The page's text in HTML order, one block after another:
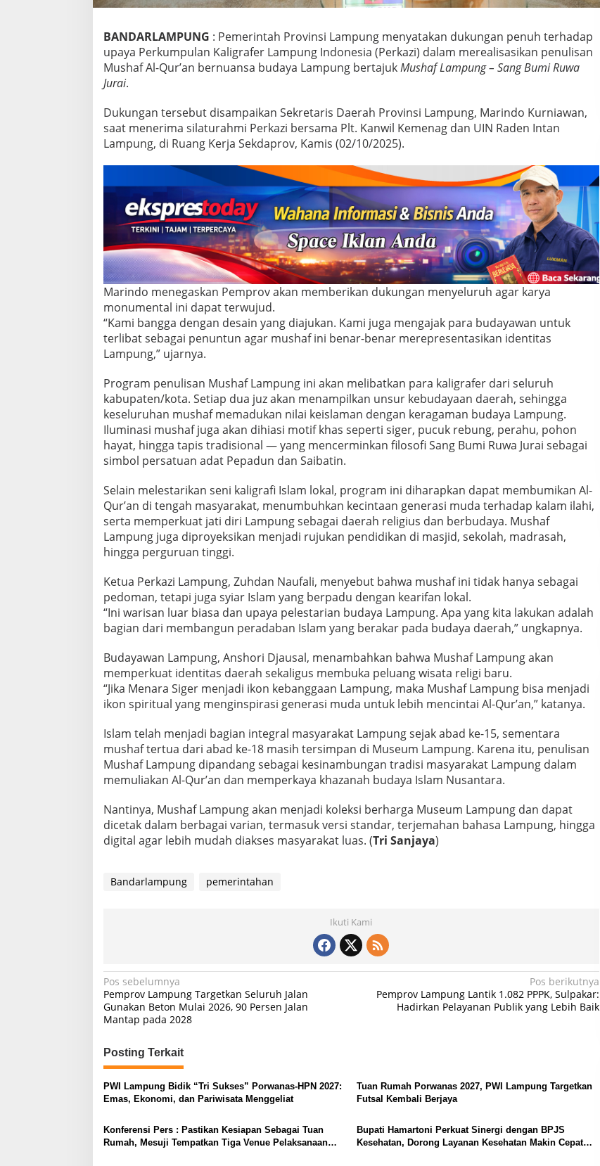
a
l
-
Q
a
n
B
r
u
a
n
s
a
B
u
d
a
y
a
L
a
u
n
g
BANDARLAMPUNG : Pemerintah Provinsi Lampung menyatakan dukungan penuh terhadap
upaya Perkumpulan Kaligrafer Lampung Indonesia (Perkazi) dalam merealisasikan penulisan
Mushaf Al-Qur’an bernuansa budaya Lampung bertajukMushaf Lampung – Sang Bumi Ruwa
Jurai.
Dukungan tersebut disampaikan Sekretaris Daerah Provinsi Lampung, Marindo Kurniawan,
saat menerima silaturahmi Perkazi bersama Plt. Kanwil Kemenag dan UIN Raden Intan
Lampung, di Ruang Kerja Sekdaprov, Kamis (02/10/2025).
Marindo menegaskan Pemprov akan memberikan dukungan menyeluruh agar karya
monumental ini dapat terwujud.
“Kami bangga dengan desain yang diajukan. Kami juga mengajak para budayawan untuk
terlibat sebagai penuntun agar mushaf ini benar-benar merepresentasikan identitas
Lampung,” ujarnya.
Program penulisan Mushaf Lampung ini akan melibatkan para kaligrafer dari seluruh
kabupaten/kota. Setiap dua juz akan menampilkan unsur kebudayaan daerah, sehingga
keseluruhan mushaf memadukan nilai keislaman dengan keragaman budaya Lampung.
Iluminasi mushaf juga akan dihiasi motif khas seperti siger, pucuk rebung, perahu, pohon
hayat, hingga tapis tradisional — yang mencerminkan filosofi Sang Bumi Ruwa Jurai sebagai
simbol persatuan adat Pepadun dan Saibatin.
Selain melestarikan seni kaligrafi Islam lokal, program ini diharapkan dapat membumikan Al-
Qur’an di tengah masyarakat, menumbuhkan kecintaan generasi muda terhadap kalam ilahi,
serta memperkuat jati diri Lampung sebagai daerah religius dan berbudaya. Mushaf
Lampung juga diproyeksikan menjadi rujukan pendidikan di masjid, sekolah, madrasah,
hingga perguruan tinggi.
Ketua Perkazi Lampung, Zuhdan Naufali, menyebut bahwa mushaf ini tidak hanya sebagai
pedoman, tetapi juga syiar Islam yang berpadu dengan kearifan lokal.
“Ini warisan luar biasa dan upaya pelestarian budaya Lampung. Apa yang kita lakukan adalah
bagian dari membangun peradaban Islam yang berakar pada budaya daerah,” ungkapnya.
Budayawan Lampung, Anshori Djausal, menambahkan bahwa Mushaf Lampung akan
memperkuat identitas daerah sekaligus membuka peluang wisata religi baru.
“Jika Menara Siger menjadi ikon kebanggaan Lampung, maka Mushaf Lampung bisa menjadi
ikon spiritual yang menginspirasi generasi muda untuk lebih mencintai Al-Qur’an,” katanya.
Islam telah menjadi bagian integral masyarakat Lampung sejak abad ke-15, sementara
mushaf tertua dari abad ke-18 masih tersimpan di Museum Lampung. Karena itu, penulisan
Mushaf Lampung dipandang sebagai kesinambungan tradisi masyarakat Lampung dalam
memuliakan Al-Qur’an dan memperkaya khazanah budaya Islam Nusantara.
Nantinya, Mushaf Lampung akan menjadi koleksi berharga Museum Lampung dan dapat
dicetak dalam berbagai varian, termasuk versi standar, terjemahan bahasa Lampung, hingga
digital agar lebih mudah diakses masyarakat luas. (Tri Sanjaya)
Bandarlampung pemerintahan
Ikuti Kami
N
a
v
i
g
a
s
i
p
Pos sebelumnya
Pemprov Lampung Targetkan Seluruh Jalan
Gunakan Beton Mulai 2026, 90 Persen Jalan
Mantap pada 2028
Pos berikutnya
Pemprov Lampung Lantik 1.082 PPPK, Sulpakar:
Hadirkan Pelayanan Publik yang Lebih Baik
Posting Terkait
PWI Lampung Bidik “Tri Sukses” Porwanas-HPN 2027:
Emas, Ekonomi, dan Pariwisata Menggeliat
Tuan Rumah Porwanas 2027, PWI Lampung Targetkan
Futsal Kembali Berjaya
Konferensi Pers : Pastikan Kesiapan Sebagai Tuan
Rumah, Mesuji Tempatkan Tiga Venue Pelaksanaan
Bupati Hamartoni Perkuat Sinergi dengan BPJS
Kesehatan, Dorong Layanan Kesehatan Makin Cepat